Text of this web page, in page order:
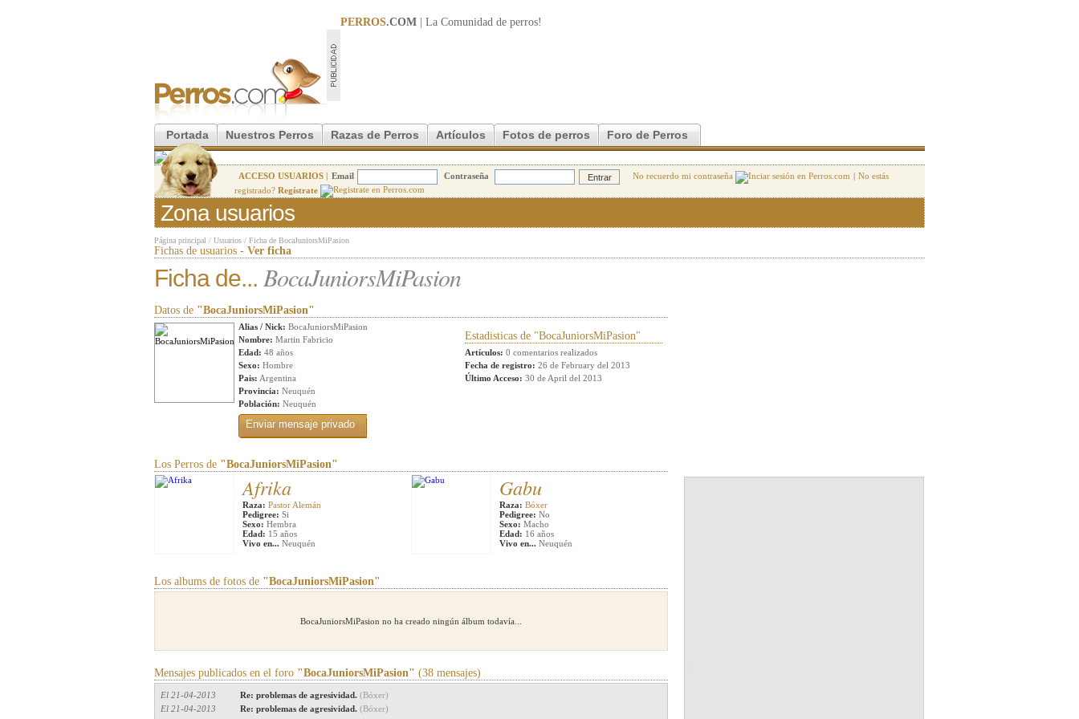
PERROS.COM | La Comunidad de perros!
Portada Nuestros Perros Razas de Perros Artículos Fotos de perros Foro de Perros
ACCESO USUARIOS | Email Contraseña No recuerdo mi contraseña | No estás
registrado? Regístrate
Zona usuarios
Página principal / Usuarios / Ficha de BocaJuniorsMiPasion
Fichas de usuarios - Ver ficha
Ficha de... BocaJuniorsMiPasion
Datos de "BocaJuniorsMiPasion"
Alias / Nick: BocaJuniorsMiPasion
Nombre: Martin Fabricio
Edad: 48 años
Sexo: Hombre
Pais: Argentina
Provincia: Neuquén
Población: Neuquén
Estadisticas de "BocaJuniorsMiPasion"
Artículos: 0 comentarios realizados
Fecha de registro: 26 de February del 2013
Último Acceso: 30 de April del 2013
Los Perros de "BocaJuniorsMiPasion"
Afrika
Raza: Pastor Alemán
Pedigree: Si
Sexo: Hembra
Edad: 15 años
Vivo en... Neuquén
Gabu
Raza: Bóxer
Pedigree: No
Sexo: Macho
Edad: 16 años
Vivo en... Neuquén
Los albums de fotos de "BocaJuniorsMiPasion"
BocaJuniorsMiPasion no ha creado ningún álbum todavía...
Mensajes publicados en el foro "BocaJuniorsMiPasion" (38 mensajes)
El 21-04-2013 Re: problemas de agresividad. (Bóxer)
El 21-04-2013
Re: problemas de agresividad. (Bóxer)